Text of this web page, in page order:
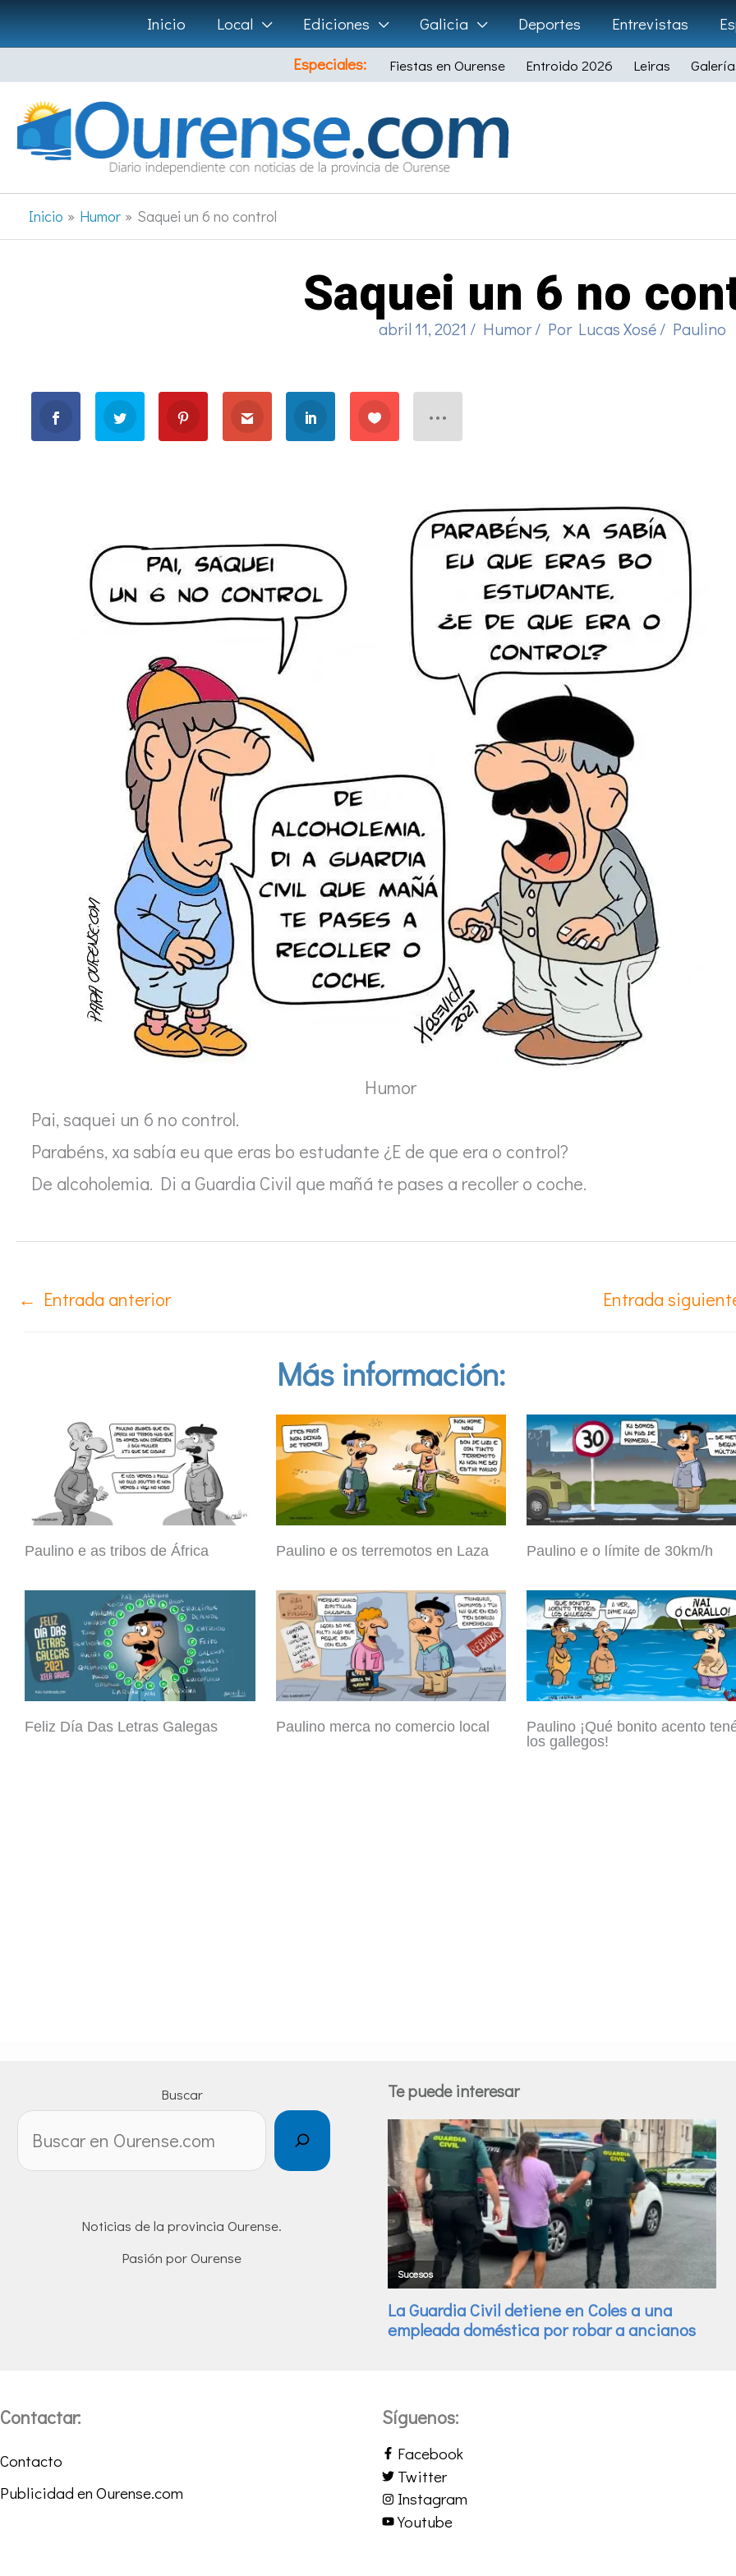
Ir
al
contenido
Inicio Local Ediciones Galicia Deportes Entrevistas
Especiales:
Fiestas en Ourense Entroido 2026 Leiras
Inicio Humor Saquei un 6 no control
Saquei un 6 no
abril 11, 2021 / Humor/ Por Lucas Xosé/ Paulino
Humor
Pai, saquei un 6 no control.
Parabéns, xa sabía eu que eras bo estudante ¿E de que era o control?
De alcoholemia. Di a Guardia Civil que mañá te pases a recoller o coche.
← Entrada anterior Entrada
Más información:
Paulino e as tribos de África Paulino e os terremotos en Laza Paulino e o límite de 30km/h
Feliz Día Das Letras Galegas Paulino merca no comercio local
Paulino ¡Qué bonito acento
los gallegos!
Buscar
Noticias de la provincia Ourense.
Pasión por Ourense
Te puede interesar
Contactar:
Contacto
Publicidad en Ourense.com
Síguenos:
Facebook
Twitter
Instagram
Youtube